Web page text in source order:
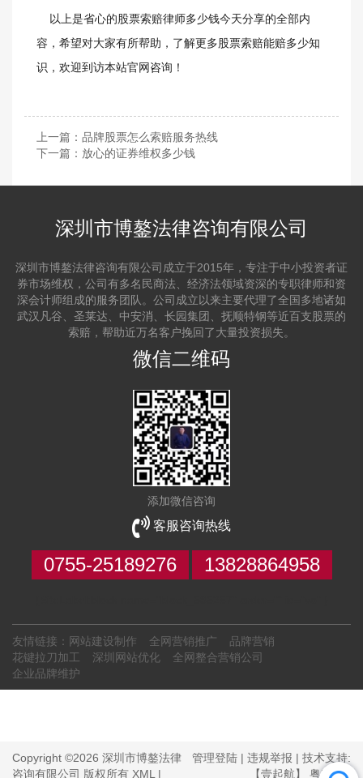
以上是省心的股票索赔律师多少钱今天分享的全部内
容，希望对大家有所帮助，了解更多股票索赔能赔多少知
识，欢迎到访本站官网咨询！
上一篇： 品牌股票怎么索赔服务热线
下一篇： 放心的证券维权多少钱
深圳市博鏊法律咨询有限公司
深圳市博鏊法律咨询有限公司成立于2015年，专注于中小投资者证
券市场维权，公司有多名民商法、经济法领域资深的专职律师和资
深会计师组成的服务团队。公司成立以来主要代理了全国多地诸如
武汉凡谷、圣莱达、中安消、长园集团、抚顺特钢等近百支股票的
索赔，帮助近万名客户挽回了大量投资损失。
微信二维码
添加微信咨询
客服咨询热线
0755-25189276 13828864958
友情链接： 网站建设制作 全网营销推广
品牌营销
花键拉刀加工
深圳网站优化
全网整合营销公司
企业品牌维护
Copyright ©2026 深圳市博鏊法律
咨询有限公司 版权所有 XML |
管理登陆 | 违规举报 | 技术支持:
【壹起航】
粤ICP备